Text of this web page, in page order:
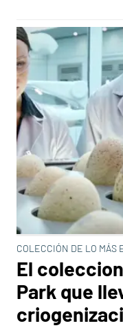
COLECCIÓN DE LO MÁS
El
Park que